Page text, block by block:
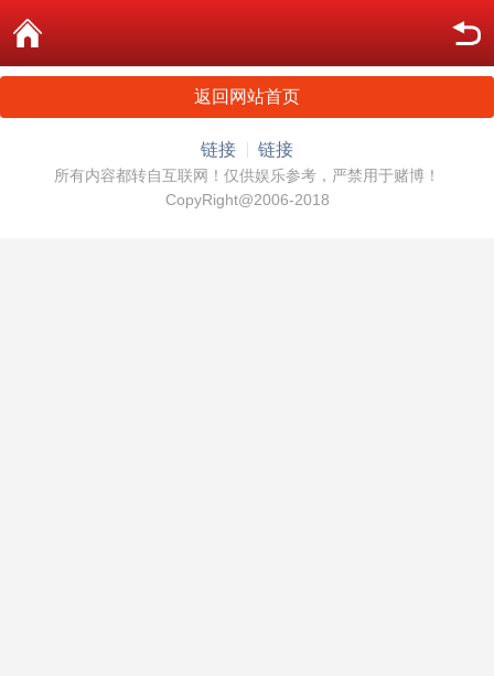
返回网站首页
链接 链接
所有内容都转自互联网！仅供娱乐参考，严禁用于赌博！
CopyRight@2006-2018